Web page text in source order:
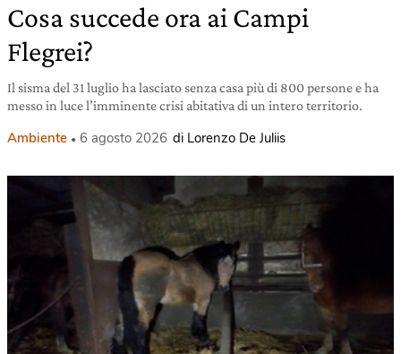
Cosa succede ora ai Campi
Flegrei?
Il sisma del 31 luglio ha lasciato senza casa più di 800 persone e ha
messo in luce l’imminente crisi abitativa di un intero territorio.
Ambiente 6 agosto 2026 di Lorenzo De Juliis